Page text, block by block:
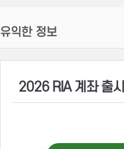
유익한 정보
2026 RIA 계좌 출